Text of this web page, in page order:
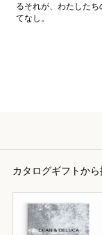
るそれが、わたしたち
てなし。
カタログギフトから